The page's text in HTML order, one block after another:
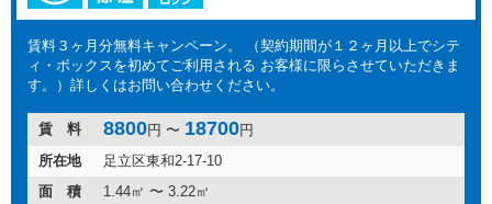
賃料３ヶ月分無料キャンペーン。 （契約期間が１２ヶ月以上でシテ
ィ・ボックスを初めてご利用される お客様に限らさせていただきま
す。）詳しくはお問い合わせください。
賃 料 8800円 〜 18700円
所在地
足立区東和2-17-10
面 積
1.44㎡ 〜 3.22㎡